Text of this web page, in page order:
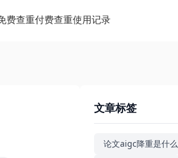
费查重付费查重使用记录
文章标签
论文aigc降重是什么